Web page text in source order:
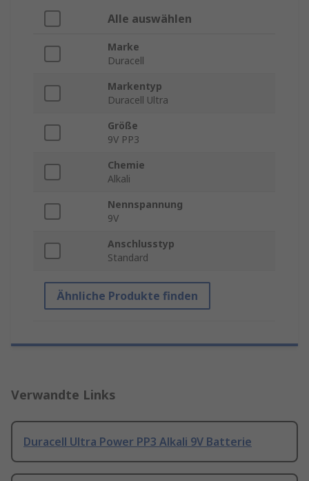
Alle auswählen
Marke
Duracell
Markentyp
Duracell Ultra
Größe
9V PP3
Chemie
Alkali
Nennspannung
9V
Anschlusstyp
Standard
Ähnliche Produkte finden
Verwandte Links
Duracell Ultra Power PP3 Alkali 9V Batterie